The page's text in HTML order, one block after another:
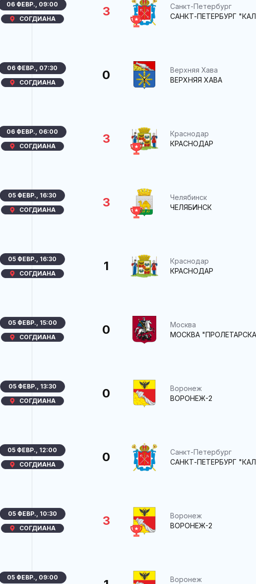
06 ФЕВР., 09:00
СОГДИАНА
Санкт-Петербург
САНКТ-ПЕТЕРБУРГ
3
06 ФЕВР., 07:30
СОГДИАНА
Верхняя Хава
ВЕРХНЯЯ ХАВА
0
06 ФЕВР., 06:00
СОГДИАНА
Краснодар
КРАСНОДАР
3
05 ФЕВР., 16:30
СОГДИАНА
Челябинск
ЧЕЛЯБИНСК
3
05 ФЕВР., 16:30
СОГДИАНА
Краснодар
КРАСНОДАР
1
05 ФЕВР., 15:00
СОГДИАНА
Москва
МОСКВА
0
05 ФЕВР., 13:30
СОГДИАНА
Воронеж
ВОРОНЕЖ-2
0
05 ФЕВР., 12:00
СОГДИАНА
Санкт-Петербург
САНКТ-ПЕТЕРБУРГ
0
05 ФЕВР., 10:30
СОГДИАНА
Воронеж
ВОРОНЕЖ-2
3
05 ФЕВР., 09:00 Воронеж